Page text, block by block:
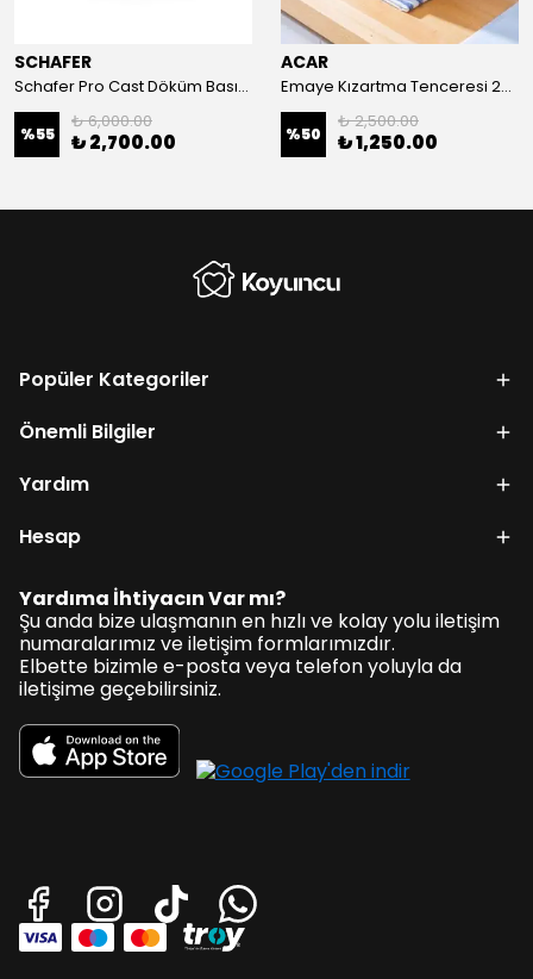
SCHAFER
Schafer Pro Cast Döküm Basık Tencere 28 Cm-Siyah
%55
₺ 6,000.00
₺ 2,700.00
ACAR
Emaye Kızartma Tenceresi 22 cm
%50
₺ 2,500.00
₺ 1,250.00
Popüler Kategoriler
Önemli Bilgiler
Yardım
Hesap
Yardıma İhtiyacın Var mı?
Şu anda bize ulaşmanın en hızlı ve kolay yolu iletişim
numaralarımız ve iletişim formlarımızdır.
Elbette bizimle e-posta veya telefon yoluyla da
iletişime geçebilirsiniz.